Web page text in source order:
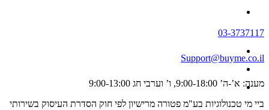
03-3737117
Support@buyme.co.il
מענה: א’-ה’ 9:00-18:00, ו’ וערבי חג 9:00-13:00
ביי מי טכנולוגיות בע"מ פטורה מרישיון לפי חוק הסדרת העיסוק בשירותי